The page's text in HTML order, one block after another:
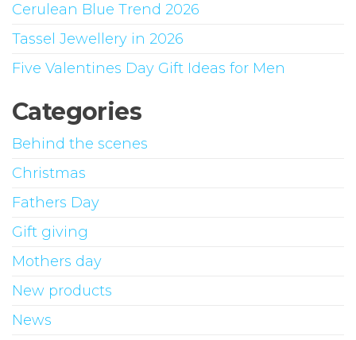
Cerulean Blue Trend 2026
Tassel Jewellery in 2026
Five Valentines Day Gift Ideas for Men
Categories
Behind the scenes
Christmas
Fathers Day
Gift giving
Mothers day
New products
News